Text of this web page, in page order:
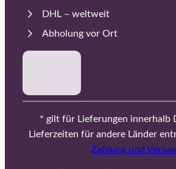
DHL – weltweit
Abholung vor Ort
* gilt für Lieferungen innerhalb
Lieferzeiten für andere Länder
Zahlung und